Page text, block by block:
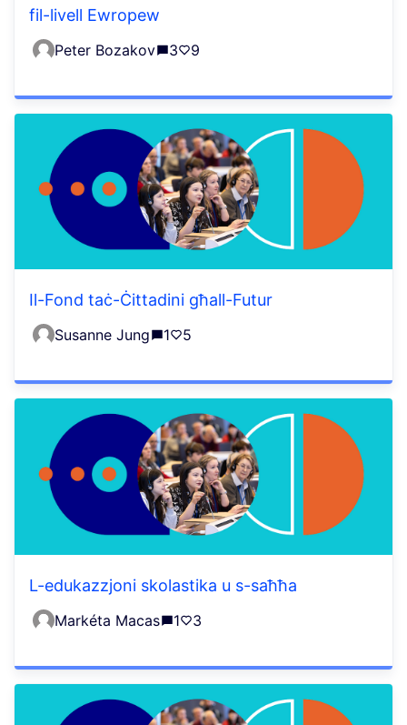
fil-livell Ewropew
Peter Bozakov 3 9
Il-Fond taċ-Ċittadini għall-Futur
Susanne Jung 1 5
L-edukazzjoni skolastika u s-saħħa
Markéta Macas 1 3